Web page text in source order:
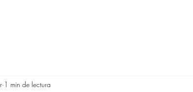
1 min de lectura